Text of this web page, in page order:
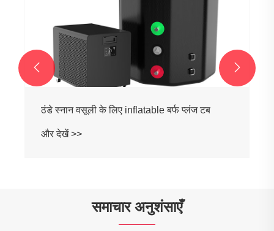
बर्फ के स्नान चिलर के लिए फुलाया बर्फ डुबकी टब
 
समाचार अनुशंसाएँ